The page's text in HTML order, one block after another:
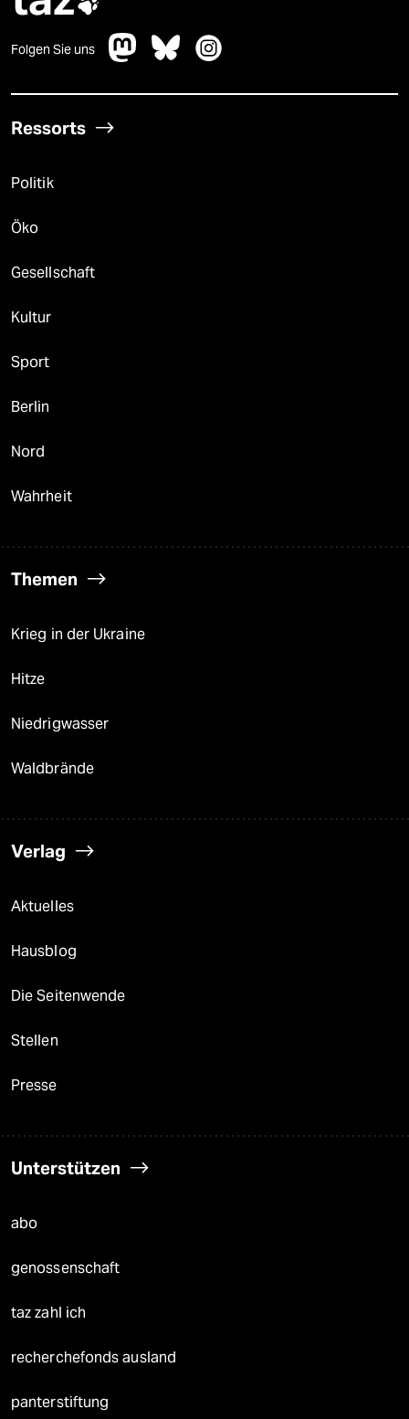
Folgen Sie uns
Ressorts
Politik
Öko
Gesellschaft
Kultur
Sport
Berlin
Nord
Wahrheit
Themen
Krieg in der Ukraine
Hitze
Niedrigwasser
Waldbrände
Verlag
Aktuelles
Hausblog
Die Seitenwende
Stellen
Presse
Unterstützen
abo
genossenschaft
taz zahl ich
recherchefonds ausland
panterstiftung